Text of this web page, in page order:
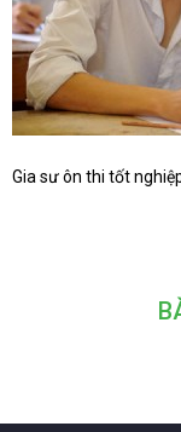
Gia sư ôn thi tốt